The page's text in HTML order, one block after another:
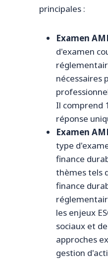
principales :
Examen
d'examen
nécessaires
Il comprend
réponse
Examen
type
finance
thèmes tels
finance
les enjeux
sociaux et
approches
gestion